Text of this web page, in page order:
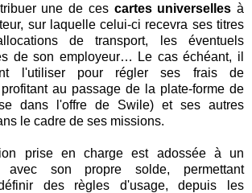
une de ces cartes universelles à
sur laquelle celui-ci recevra ses titres
de transport, les éventuels
de son employeur… Le cas échéant, il
l'utiliser pour régler ses frais de
au passage de la plate-forme de
dans l'offre de Swile) et ses autres
le cadre de ses missions.
prise en charge est adossée à un
son propre solde, permettant
des règles d'usage, depuis les